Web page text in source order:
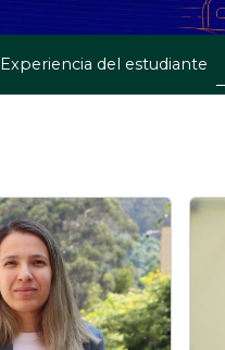
Experiencia del estudiante